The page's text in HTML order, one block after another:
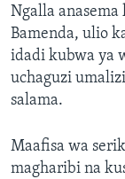
Ngalla
Bamenda, ulio
idadi kubwa ya
uchaguzi
salama.
Maafisa wa
magharibi na